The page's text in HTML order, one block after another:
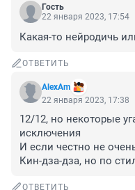
Гость
22 января 2023, 17:54
Какая-то нейродичь
ОТВЕТИТЬ
AlexAm
22 января 2023, 17:38
12/12, но некоторые
исключения
И если честно не
Кин-дза-дза, но по
ОТВЕТИТЬ